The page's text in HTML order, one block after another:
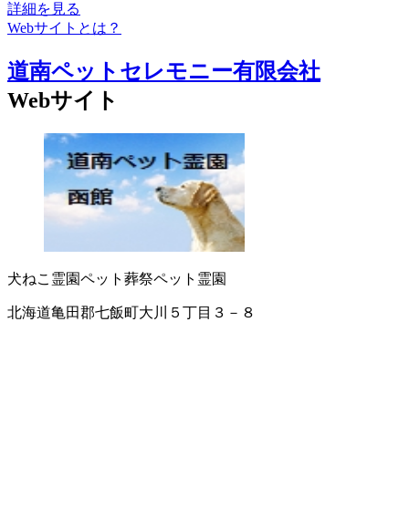
詳細を見る
Webサイトとは？
道南ペットセレモニー有限会社
Webサイト
犬ねこ霊園ペット葬祭ペット霊園
北海道亀田郡七飯町大川５丁目３－８